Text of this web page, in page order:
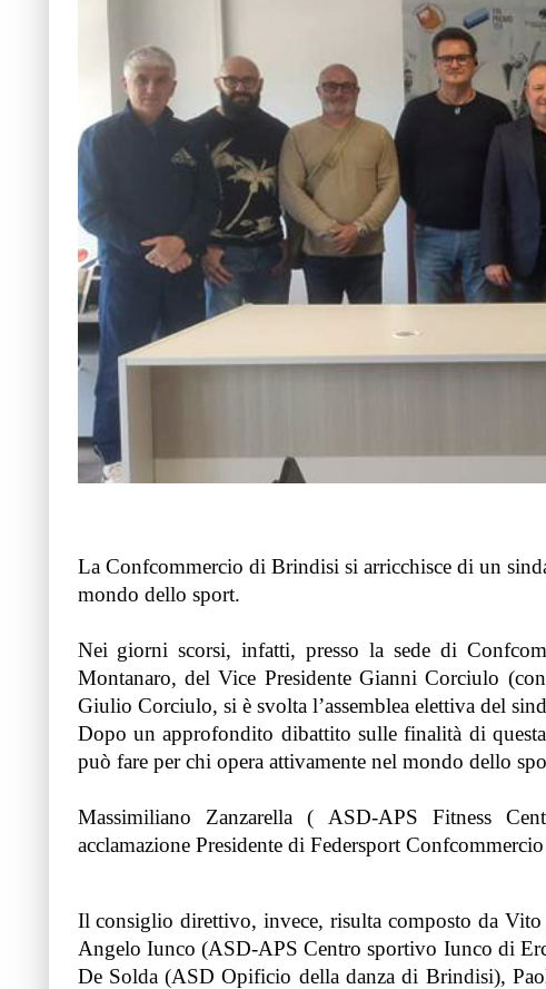
La Confcommercio di Brindisi si arricchisce di un
mondo dello sport.
Nei giorni scorsi, infatti, presso la sede di
Montanaro, del Vice Presidente Gianni Corciulo
Giulio Corciulo, si è svolta l’assemblea elettiva del
Dopo un approfondito dibattito sulle finalità di
può fare per chi opera attivamente nel mondo dello
Massimiliano Zanzarella ( ASD-APS Fitness
acclamazione Presidente di Federsport
Il consiglio direttivo, invece, risulta composto da
Angelo Iunco (ASD-APS Centro sportivo Iunco di
De Solda (ASD Opificio della danza di Brindisi),